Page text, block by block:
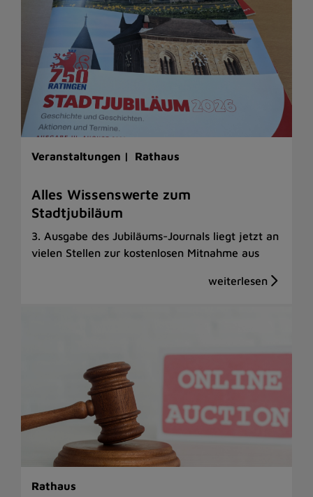
Veranstaltungen | Rathaus
Alles Wissenswerte zum
Stadtjubiläum
3. Ausgabe des Jubiläums-Journals liegt jetzt an
vielen Stellen zur kostenlosen Mitnahme aus
Rathaus